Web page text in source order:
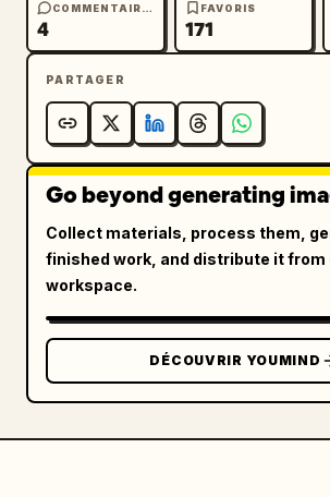
COMMENTAIRES
4
FAVORIS
171
PARTAGER
Go beyond generating
Collect materials, process them,
finished work, and distribute it from
workspace.
DÉCOUVRIR YOUMIND